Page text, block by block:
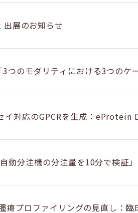
展のお知らせ
のモダリティにおける3つのケ
対応のGPCRを生成：eProtein
分注機の分注量を10分で検証
プロファイリングの見直し：臨